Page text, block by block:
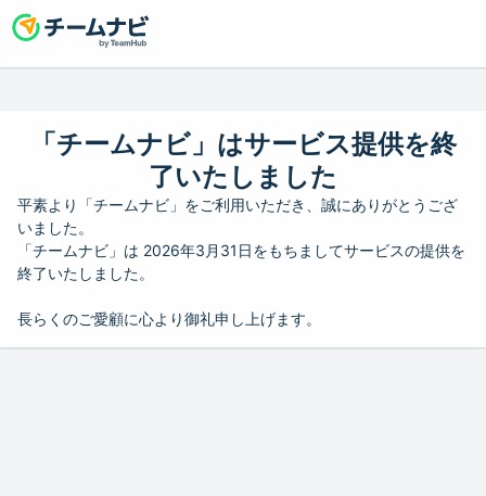
「チームナビ」はサービス提供を終
了いたしました
平素より「チームナビ」をご利用いただき、誠にありがとうござ
いました。
「チームナビ」は 2026年3月31日をもちましてサービスの提供を
終了いたしました。
長らくのご愛顧に心より御礼申し上げます。